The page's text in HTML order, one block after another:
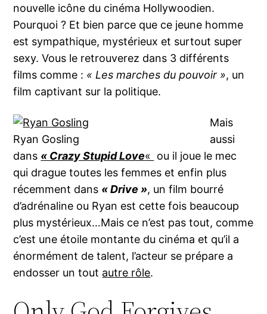
nouvelle icône du cinéma Hollywoodien.
Pourquoi ? Et bien parce que ce jeune homme
est sympathique, mystérieux et surtout super
sexy. Vous le retrouverez dans 3 différents
films comme : « Les marches du pouvoir », un
film captivant sur la politique.
Ryan Gosling
Mais
aussi
dans « Crazy Stupid Love« ou il joue le mec
qui drague toutes les femmes et enfin plus
récemment dans « Drive », un film bourré
d’adrénaline ou Ryan est cette fois beaucoup
plus mystérieux…Mais ce n’est pas tout, comme
c’est une étoile montante du cinéma et qu’il a
énormément de talent, l’acteur se prépare a
endosser un tout autre rôle.